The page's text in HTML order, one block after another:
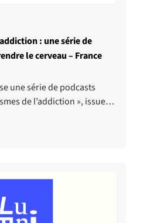
: une série de
le cerveau – France
une série de podcasts
de l’addiction », issue…